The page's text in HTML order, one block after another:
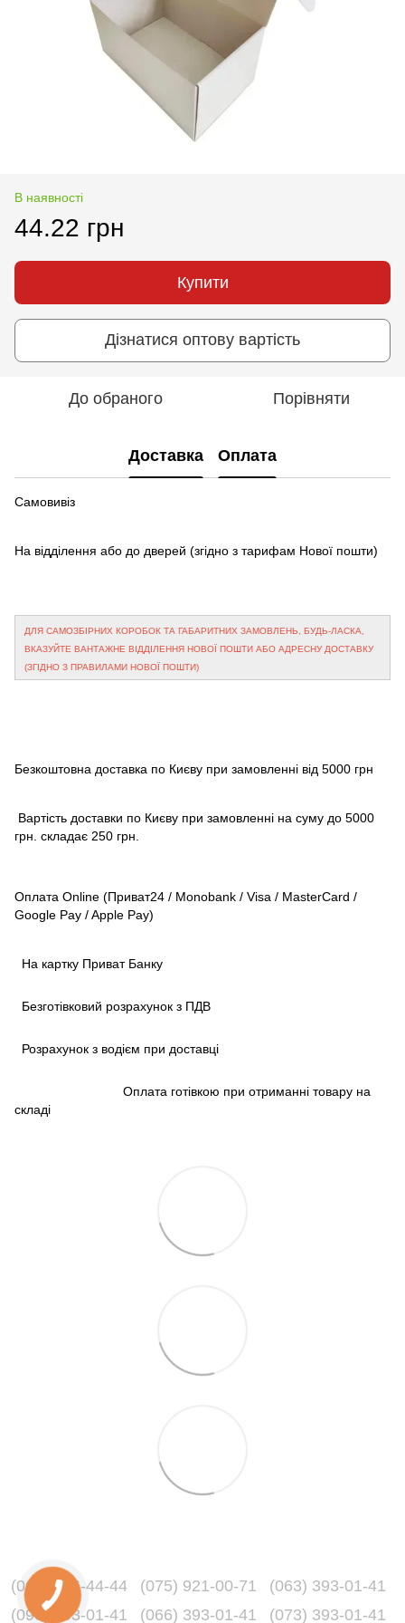
В наявності
44.22 грн
Купити
Дізнатися оптову вартість
До обраного Порівняти
Доставка Оплата
Самовивіз
На відділення або до дверей (згідно з тарифам Нової пошти)
ДЛЯ САМОЗБІРНИХ КОРОБОК ТА ГАБАРИТНИХ ЗАМОВЛЕНЬ, БУДЬ-ЛАСКА,
ВКАЗУЙТЕ ВАНТАЖНЕ ВІДДІЛЕННЯ НОВОЇ ПОШТИ АБО АДРЕСНУ ДОСТАВКУ
(ЗГІДНО З ПРАВИЛАМИ НОВОЇ ПОШТИ)
Безкоштовна доставка по Києву при замовленні від 5000 грн
Вартість доставки по Києву при замовленні на суму до 5000
грн. складає 250 грн.
Оплата Online (Приват24 / Monobank / Visa / MasterCard /
Google Pay / Apple Pay)
На картку Приват Банку
Безготівковий розрахунок з ПДВ
Розрахунок з водієм при доставці
Оплата готівкою при отриманні товару на
складі
(067) 216-44-44 (075) 921-00-71
(063) 393-01-41
(096) 393-01-41
(066) 393-01-41 (073) 393-01-41